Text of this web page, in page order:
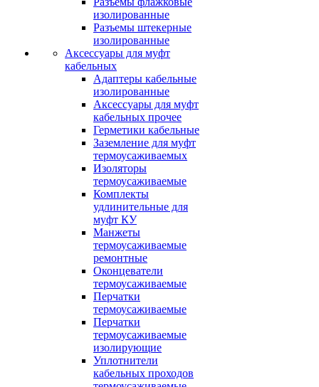
изолированные
Разъемы штекерные
изолированные
Аксессуары для муфт
кабельных
Адаптеры кабельные
изолированные
Аксессуары для муфт
кабельных прочее
Герметики кабельные
Заземление для муфт
термоусаживаемых
Изоляторы
термоусаживаемые
Комплекты
удлинительные для
муфт КУ
Манжеты
термоусаживаемые
ремонтные
Оконцеватели
термоусаживаемые
Перчатки
термоусаживаемые
Перчатки
термоусаживаемые
изолирующие
Уплотнители
кабельных проходов